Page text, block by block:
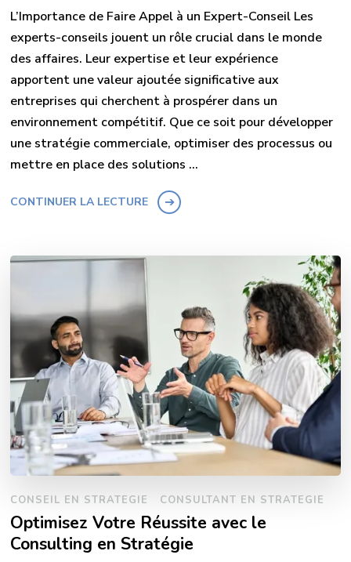
L’Importance de Faire Appel à un Expert-Conseil Les
experts-conseils jouent un rôle crucial dans le monde
des affaires. Leur expertise et leur expérience
apportent une valeur ajoutée significative aux
entreprises qui cherchent à prospérer dans un
environnement compétitif. Que ce soit pour développer
une stratégie commerciale, optimiser des processus ou
mettre en place des solutions …
CONTINUER LA LECTURE
CONSEIL EN STRATEGIE CONSULTANT EN STRATEGIE
Optimisez Votre Réussite avec le
Consulting en Stratégie